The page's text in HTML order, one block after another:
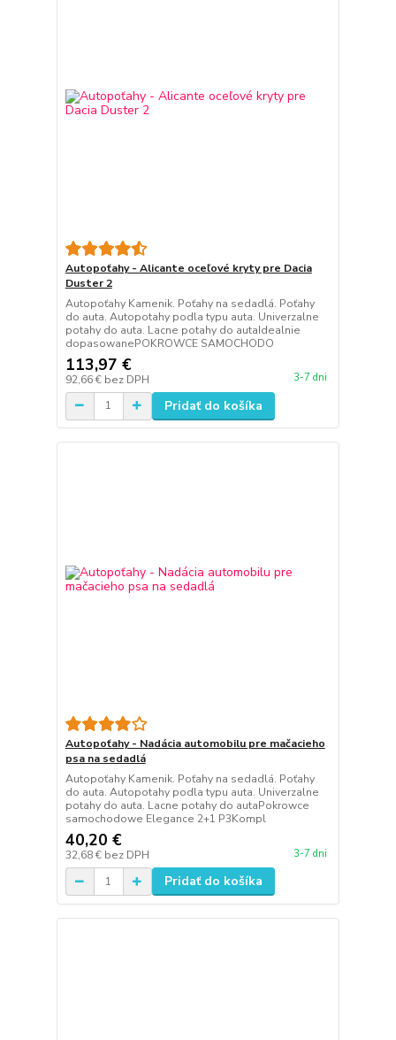
Autopoťahy - Alicante oceľové kryty pre Dacia
Duster 2
Autopoťahy Kamenik. Poťahy na sedadlá. Poťahy
do auta. Autopotahy podla typu auta. Univerzalne
potahy do auta. Lacne potahy do autaIdealnie
dopasowanePOKROWCE SAMOCHODO
113,97 €
92,66 € bez DPH 3-7 dni
Pridať do košíka
Autopoťahy - Nadácia automobilu pre mačacieho
psa na sedadlá
Autopoťahy Kamenik. Poťahy na sedadlá. Poťahy
do auta. Autopotahy podla typu auta. Univerzalne
potahy do auta. Lacne potahy do autaPokrowce
samochodowe Elegance 2+1 P3Kompl
40,20 €
32,68 € bez DPH 3-7 dni
Pridať do košíka